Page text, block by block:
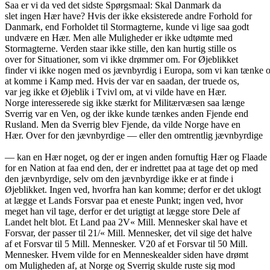
Saa er vi da ved det sidste Spørgsmaal: Skal Danmark da
slet ingen Hær have? Hvis der ikke eksisterede andre Forhold for
Danmark, end Forholdet til Stormagterne, kunde vi lige saa godt
undvære en Hær. Men alle Muligheder er ikke udtømte med
Stormagterne. Verden staar ikke stille, den kan hurtig stille os
over for Situationer, som vi ikke drømmer om. For Øjeblikket
finder vi ikke nogen med os jævnbyrdig i Europa, som vi kan tænke
at komme i Kamp med. Hvis der var en saadan, der truede os,
var jeg ikke et Øjeblik i Tvivl om, at vi vilde have en Hær.
Norge interesserede sig ikke stærkt for Militærvæsen saa længe
Sverrig var en Ven, og der ikke kunde tænkes anden Fjende end
Rusland. Men da Sverrig blev Fjende, da vilde Norge have en
Hær. Over for den jævnbyrdige — eller den omtrentlig jævnbyrdige
— kan en Hær noget, og der er ingen anden fornuftig Hær og Flaade
for en Nation at faa end den, der er indrettet paa at tage det op med
den jævnbyrdige, selv om den jævnbyrdige ikke er at finde i
Øjeblikket. Ingen ved, hvorfra han kan komme; derfor er det uklogt
at lægge et Lands Forsvar paa et eneste Punkt; ingen ved, hvor
meget han vil tage, derfor er det urigtigt at lægge store Dele af
Landet helt blot. Et Land paa 2V« Mill. Mennesker skal have et
Forsvar, der passer til 21/« Mill. Mennesker, det vil sige det halve
af et Forsvar til 5 Mill. Mennesker. V20 af et Forsvar til 50 Mill.
Mennesker. Hvem vilde for en Menneskealder siden have drømt
om Muligheden af, at Norge og Sverrig skulde ruste sig mod